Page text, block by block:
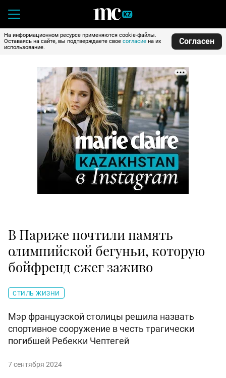
На информационном ресурсе применяются cookie-файлы.
Оставаясь на сайте, вы подтверждаете свое согласие на их
использование.
Согласен
В Париже почтили память
олимпийской бегуньи, которую
бойфренд сжег заживо
СТИЛЬ ЖИЗНИ
Мэр французской столицы решила назвать
спортивное сооружение в честь трагически
погибшей Ребекки Чептегей
7 сентября 2024